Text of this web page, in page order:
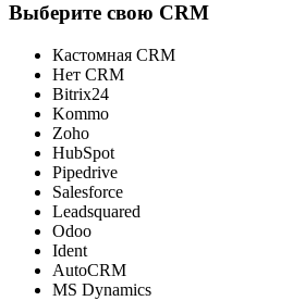
Выберите свою CRM
Кастомная CRM
Нет CRM
Bitrix24
Kommo
Zoho
HubSpot
Pipedrive
Salesforce
Leadsquared
Odoo
Ident
AutoCRM
MS Dynamics